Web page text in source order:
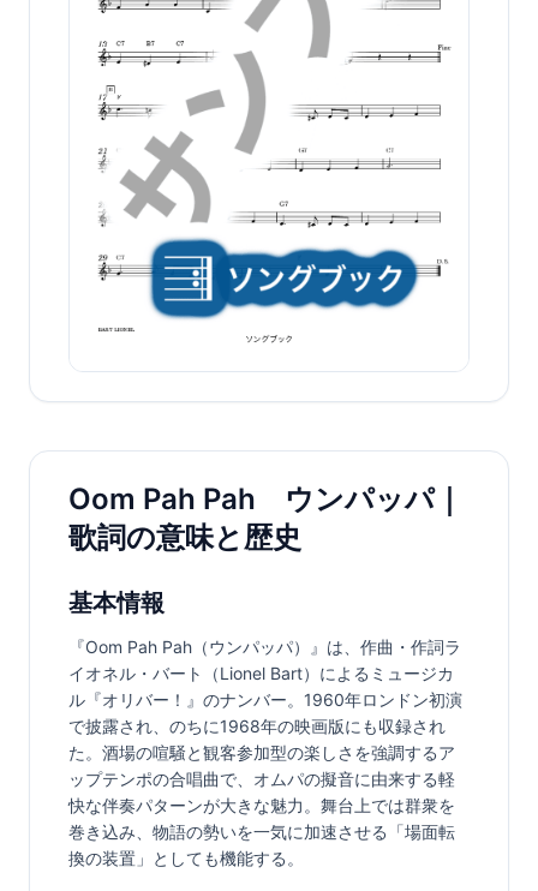
Oom Pah Pah ウンパッパ｜
歌詞の意味と歴史
基本情報
『Oom Pah Pah（ウンパッパ）』は、作曲・作詞ラ
イオネル・バート（Lionel Bart）によるミュージカ
ル『オリバー！』のナンバー。1960年ロンドン初演
で披露され、のちに1968年の映画版にも収録され
た。酒場の喧騒と観客参加型の楽しさを強調するア
ップテンポの合唱曲で、オムパの擬音に由来する軽
快な伴奏パターンが大きな魅力。舞台上では群衆を
巻き込み、物語の勢いを一気に加速させる「場面転
換の装置」としても機能する。